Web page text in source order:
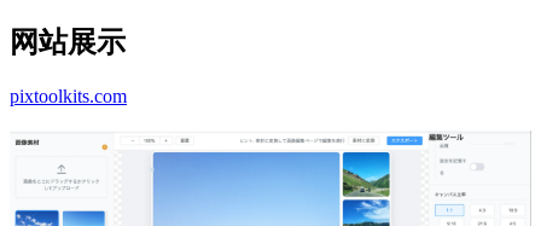
网站展示
pixtoolkits.com